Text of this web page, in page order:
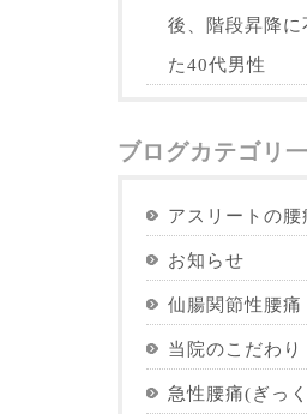
後、階段昇降に
た40代男性
ブログカテゴリ
アスリートの腰
お知らせ
仙腸関節性腰痛
当院のこだわり
急性腰痛(ぎっ